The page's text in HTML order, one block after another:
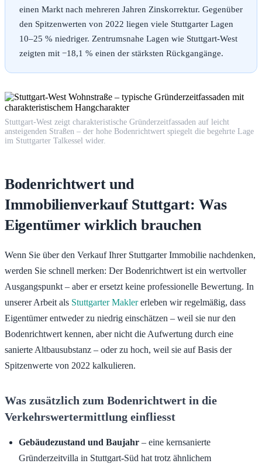
einen Markt nach mehreren Jahren Zinskorrektur. Gegenüber
den Spitzenwerten von 2022 liegen viele Stuttgarter Lagen
10–25 % niedriger. Zentrumsnahe Lagen wie Stuttgart-West
zeigten mit −18,1 % einen der stärksten Rückgangänge.
Stuttgart-West zeigt charakteristische Gründerzeitfassaden auf leicht
ansteigenden Straßen – der hohe Bodenrichtwert spiegelt die begehrte Lage
im Stuttgarter Talkessel wider.
Bodenrichtwert und
Immobilienverkauf Stuttgart: Was
Eigentümer wirklich brauchen
Wenn Sie über den Verkauf Ihrer Stuttgarter Immobilie nachdenken,
werden Sie schnell merken: Der Bodenrichtwert ist ein wertvoller
Ausgangspunkt – aber er ersetzt keine professionelle Bewertung. In
unserer Arbeit als Stuttgarter Maklererleben wir regelmäßig, dass
Eigentümer entweder zu niedrig einschätzen – weil sie nur den
Bodenrichtwert kennen, aber nicht die Aufwertung durch eine
sanierte Altbausubstanz – oder zu hoch, weil sie auf Basis der
Spitzenwerte von 2022 kalkulieren.
Was zusätzlich zum Bodenrichtwert in die
Verkehrswertermittlung einfliesst
Gebäudezustand und Baujahr – eine kernsanierte
Gründerzeitvilla in Stuttgart-Süd hat trotz ähnlichem